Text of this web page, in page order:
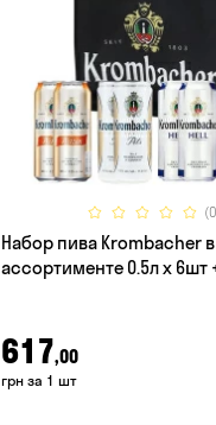
Набор пива Krombacher в
ассортименте 0.5л х 6шт
617,00
грн за 1 шт